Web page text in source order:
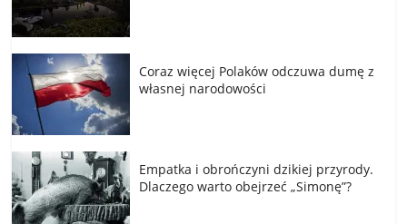
Coraz więcej Polaków odczuwa dumę z
własnej narodowości
Empatka i obrończyni dzikiej przyrody.
Dlaczego warto obejrzeć „Simonę”?